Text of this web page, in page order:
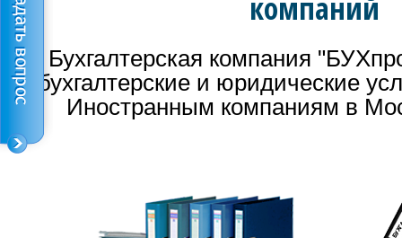
Бухгалтерская компания
бухгалтерские и юридические
Иностранным компаниям в